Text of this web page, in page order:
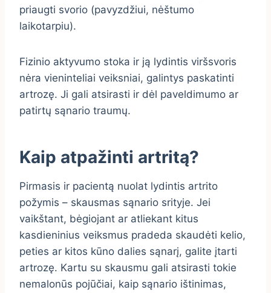
priaugti svorio (pavyzdžiui, nėštumo
laikotarpiu).
Fizinio aktyvumo stoka ir ją lydintis viršsvoris
nėra vieninteliai veiksniai, galintys paskatinti
artrozę. Ji gali atsirasti ir dėl paveldimumo ar
patirtų sąnario traumų.
Kaip atpažinti artritą?
Pirmasis ir pacientą nuolat lydintis artrito
požymis – skausmas sąnario srityje. Jei
vaikštant, bėgiojant ar atliekant kitus
kasdieninius veiksmus pradeda skaudėti kelio,
peties ar kitos kūno dalies sąnarį, galite įtarti
artrozę. Kartu su skausmu gali atsirasti tokie
nemalonūs pojūčiai, kaip sąnario ištinimas,